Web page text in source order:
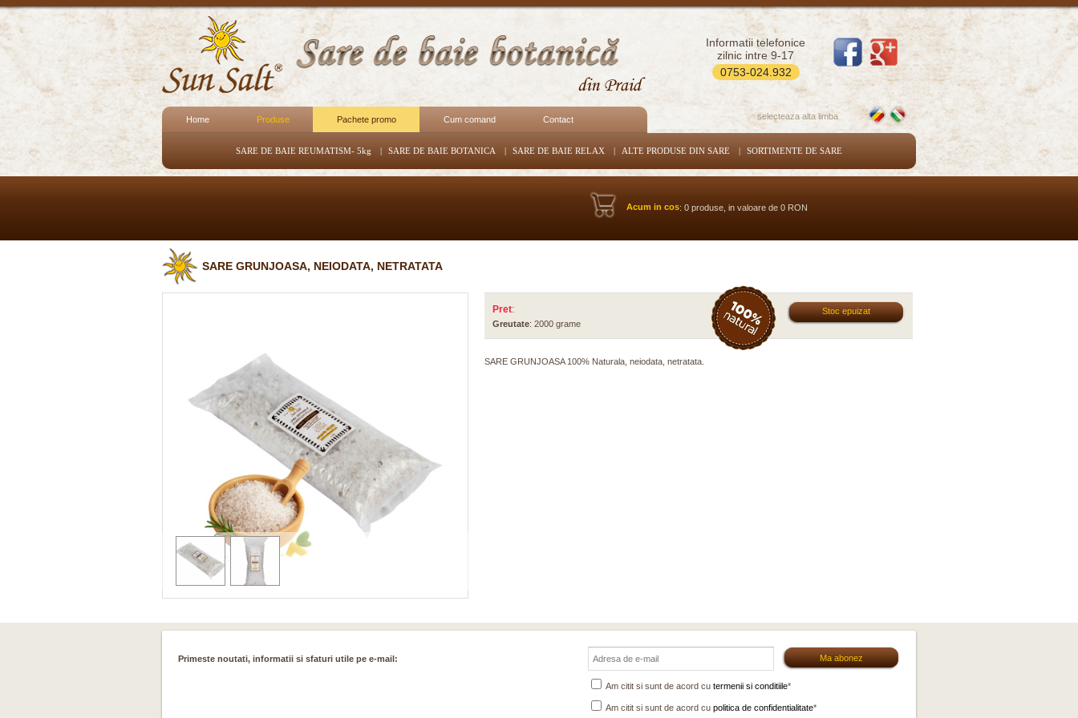
Informatii telefonice
zilnic intre 9-17
0753-024.932
Home Produse Pachete promo Cum comand Contact
SARE DE BAIE REUMATISM- 5kg | SARE DE BAIE BOTANICA | SARE DE BAIE RELAX | ALTE PRODUSE DIN SARE | SORTIMENTE DE SARE
selecteaza alta limba
Acum in cos: 0 produse, in valoare de 0 RON
SARE GRUNJOASA, NEIODATA, NETRATATA
Pret:
Greutate: 2000 grame
Stoc epuizat
SARE GRUNJOASA 100% Naturala, neiodata, netratata.
Primeste noutati, informatii si sfaturi utile pe e-mail:
Am citit si sunt de acord cu termenii si conditiile*
Am citit si sunt de acord cu politica de confidentialitate*